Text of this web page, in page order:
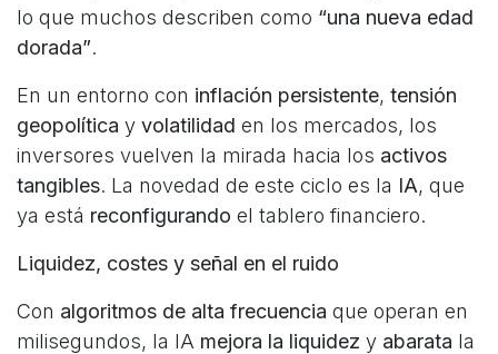
lo que muchos describen como “una nueva edad
dorada”.
En un entorno con inflación persistente, tensión
geopolítica y volatilidad en los mercados, los
inversores vuelven la mirada hacia los activos
tangibles. La novedad de este ciclo es la IA, que
ya está reconfigurando el tablero financiero.
Liquidez, costes y señal en el ruido
Con algoritmos de alta frecuencia que operan en
milisegundos, la IA mejora la liquidez y abarata la